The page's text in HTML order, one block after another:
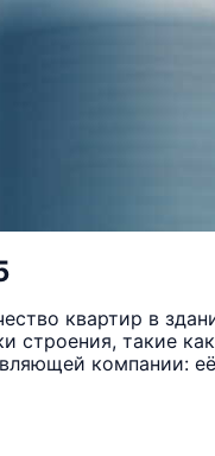
квартир в
такие
компании: